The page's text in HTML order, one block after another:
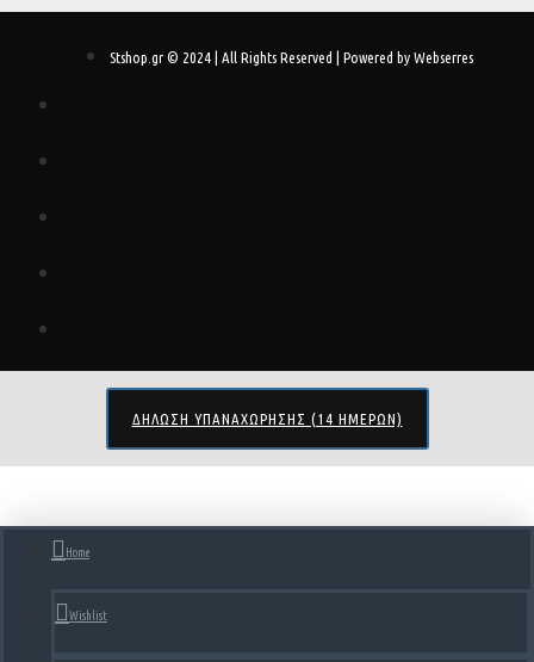
Stshop.gr © 2024 | All Rights Reserved | Powered by Webserres
ΔΉΛΩΣΗ ΥΠΑΝΑΧΏΡΗΣΗΣ (14 ΗΜΕΡΏΝ)
Home
Wishlist